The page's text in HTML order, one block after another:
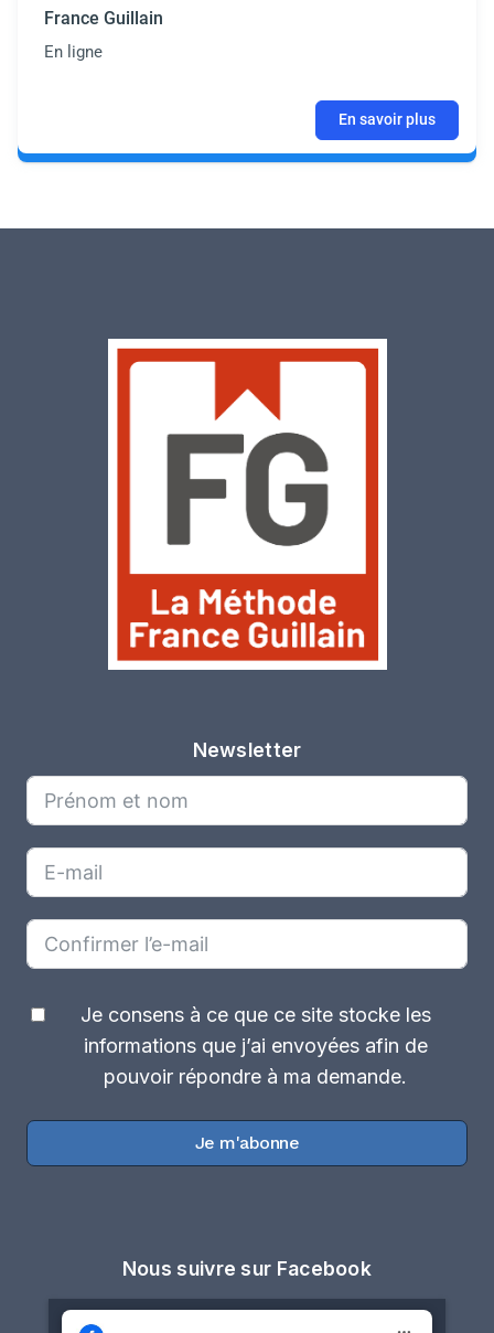
France Guillain
En ligne
En savoir plus
Newsletter
Je consens à ce que ce site stocke les
informations que j’ai envoyées afin de
pouvoir répondre à ma demande.
Je m'abonne
Nous suivre sur Facebook